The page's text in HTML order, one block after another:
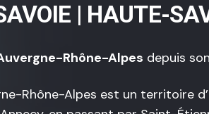
| HAUTE-
Rhône-Alpes depuis
Rhône-Alpes est un territoire